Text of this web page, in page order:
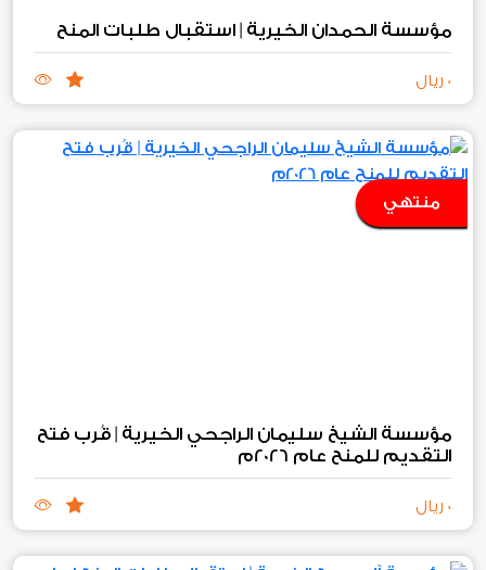
مؤسسة الحمدان الخيرية | استقبال طلبات المنح
0 ريال
منتهي
مؤسسة الشيخ سليمان الراجحي الخيرية | قُرب فتح
التقديم للمنح عام 2026م
0 ريال